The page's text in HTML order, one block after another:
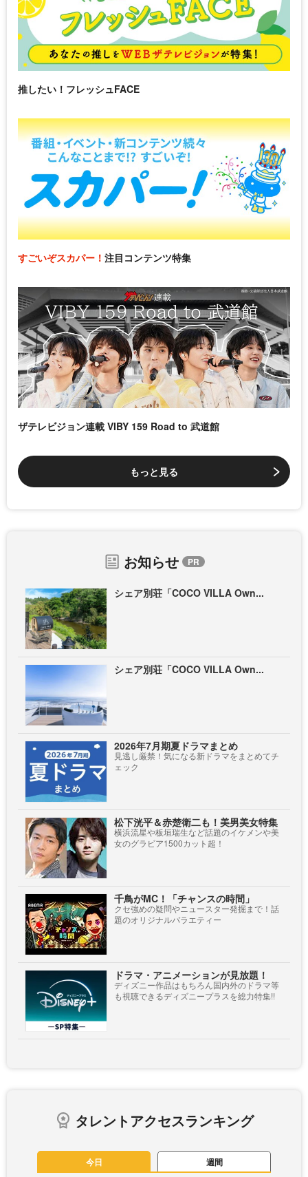
推したい！フレッシュFACE
すごいぞスカパー！ 注目コンテンツ特集
ザテレビジョン連載 VIBY 159 Road to 武道館
もっと見る
お知らせ
シェア別荘「COCO VILLA Own...
シェア別荘「COCO VILLA Own...
2026年7月期夏ドラマまとめ
見逃し厳禁！気になる新ドラマをまとめてチ
ェック
松下洸平＆赤楚衛二も！美男美女特集
横浜流星や板垣瑞生など話題のイケメンや美
女のグラビア1500カット超！
千鳥がMC！「チャンスの時間」
クセ強めの疑問やニュースター発掘まで！話
題のオリジナルバラエティー
ドラマ・アニメーションが見放題！
ディズニー作品はもちろん国内外のドラマ等
も視聴できるディズニープラスを総力特集!!
タレントアクセスランキング
今日 週間